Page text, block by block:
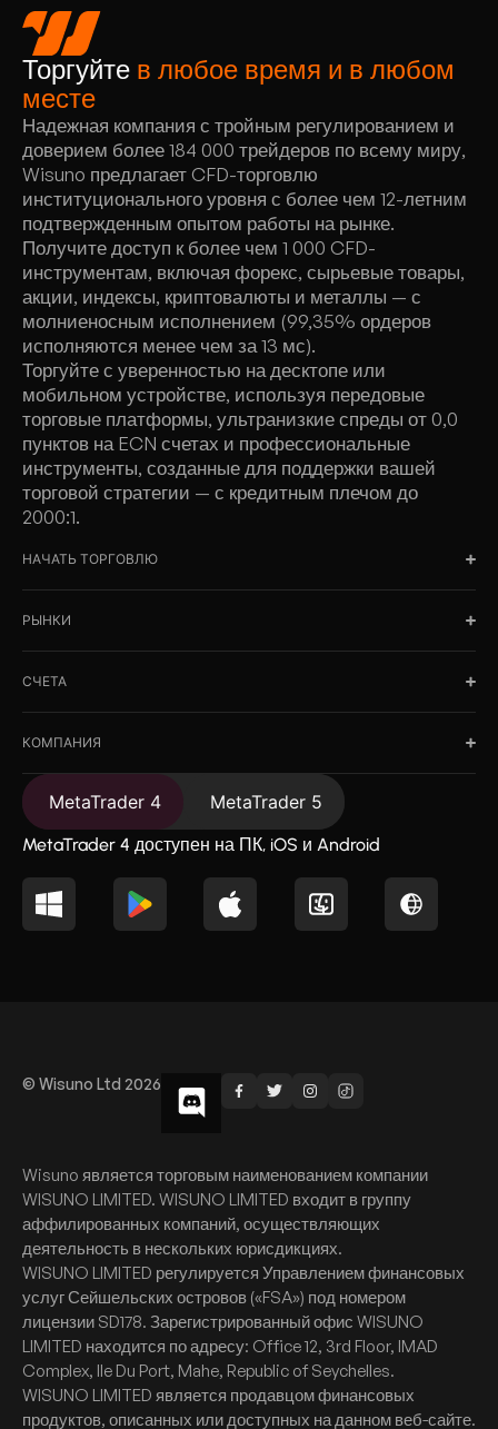
Торгуйте в любое время и в любом
месте
Надежная компания с тройным регулированием и
доверием более 184 000 трейдеров по всему миру,
Wisuno предлагает CFD-торговлю
институционального уровня с более чем 12-летним
подтвержденным опытом работы на рынке.
Получите доступ к более чем 1 000 CFD-
инструментам, включая форекс, сырьевые товары,
акции, индексы, криптовалюты и металлы — с
молниеносным исполнением (99,35% ордеров
исполняются менее чем за 13 мс).
Торгуйте с уверенностью на десктопе или
мобильном устройстве, используя передовые
торговые платформы, ультранизкие спреды от 0,0
пунктов на ECN счетах и профессиональные
инструменты, созданные для поддержки вашей
торговой стратегии — с кредитным плечом до
2000:1.
НАЧАТЬ ТОРГОВЛЮ
РЫНКИ
СЧЕТА
КОМПАНИЯ
MetaTrader 4 MetaTrader 5
MetaTrader 4 доступен на ПК, iOS и Android
© Wisuno Ltd 2026
Wisuno является торговым наименованием компании
WISUNO LIMITED. WISUNO LIMITED входит в группу
аффилированных компаний, осуществляющих
деятельность в нескольких юрисдикциях.
WISUNO LIMITED регулируется Управлением финансовых
услуг Сейшельских островов («FSA») под номером
лицензии SD178. Зарегистрированный офис WISUNO
LIMITED находится по адресу: Office 12, 3rd Floor, IMAD
Complex, Ile Du Port, Mahe, Republic of Seychelles.
WISUNO LIMITED является продавцом финансовых
продуктов, описанных или доступных на данном веб-сайте.